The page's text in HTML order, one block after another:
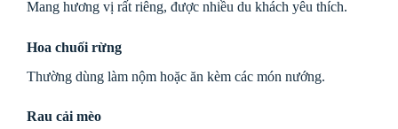
Mang hương vị rất riêng, được nhiều du khách yêu thích.
Hoa chuối rừng
Thường dùng làm nộm hoặc ăn kèm các món nướng.
Rau cải mèo